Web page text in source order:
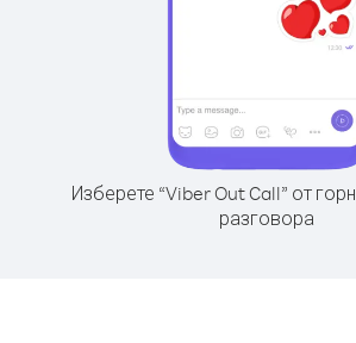
Изберете “Viber Out Call” от
разговора